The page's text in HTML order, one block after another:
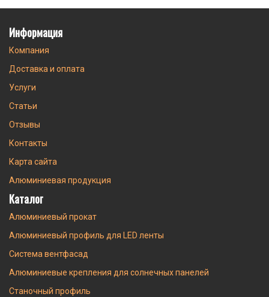
Информация
Компания
Доставка и оплата
Услуги
Статьи
Отзывы
Контакты
Карта сайта
Алюминиевая продукция
Каталог
Алюминиевый прокат
Алюминиевый профиль для LED ленты
Система вентфасад
Алюминиевые крепления для солнечных панелей
Станочный профиль